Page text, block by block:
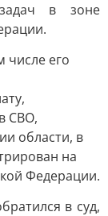
в зоне
числе его
СВО,
области, в
на
Федерации.
в суд,